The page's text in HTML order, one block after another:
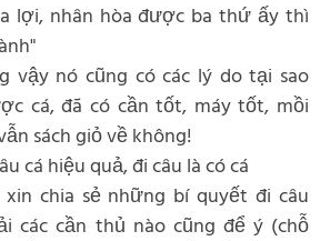
lợi, nhân hòa được ba thứ ấy thì
vậy nó cũng có các lý do tại sao
cá, đã có cần tốt, máy tốt, mồi
sách giỏ về không!
cá hiệu quả, đi câu là có cá
chia sẻ những bí quyết đi câu
các cần thủ nào cũng để ý (chỗ